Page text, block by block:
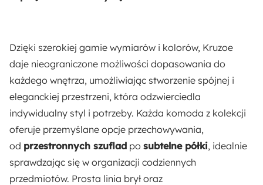
Maksymalne obciążenie:
Materiał nóżek:
Plastik
Materiał korpusu:
Płyta laminowana
Dzięki szerokiej gamie wymiarów i kolorów, Kruzoe
daje nieograniczone możliwości dopasowania do
każdego wnętrza, umożliwiając stworzenie spójnej i
eleganckiej przestrzeni, która odzwierciedla
indywidualny styl i potrzeby. Każda komoda z kolekcji
oferuje przemyślane opcje przechowywania,
od przestronnych szuflad po subtelne półki, idealnie
sprawdzając się w organizacji codziennych
przedmiotów. Prosta linia brył oraz